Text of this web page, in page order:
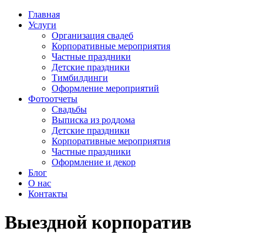
Главная
Услуги
Организация свадеб
Корпоративные мероприятия
Частные праздники
Детские праздники
Тимбилдинги
Оформление мероприятий
Фотоотчеты
Cвадьбы
Выписка из роддома
Детские праздники
Корпоративные мероприятия
Частные праздники
Оформление и декор
Блог
О нас
Контакты
Выездной корпоратив